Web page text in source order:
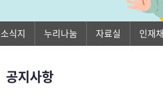
소식지 누리나눔 자료실 인재
공지사항